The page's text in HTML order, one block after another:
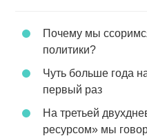
Почему мы
политики?
Чуть больше года
первый раз
На третьей
ресурсом» мы